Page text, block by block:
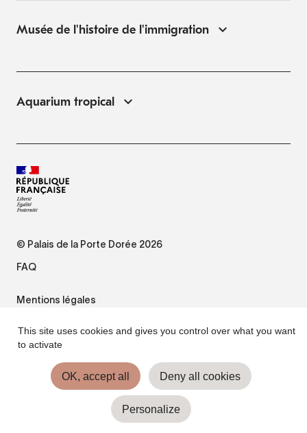
Musée de l'histoire de l'immigration
Aquarium tropical
© Palais de la Porte Dorée 2026
FAQ
Mentions légales
Plan du site
Accessibilité : non conforme
This site uses cookies and gives you control over what you want
to activate
OK, accept all Deny all cookies
Personalize